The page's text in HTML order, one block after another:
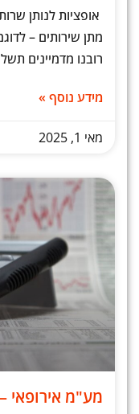
אופציות לנותן
מתן שירותים –
רובנו מדמיינים
מידע נוסף »
מאי 1, 2025
מע"מ